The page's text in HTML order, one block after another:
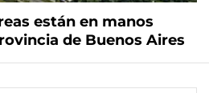
están en manos
de Buenos Aires